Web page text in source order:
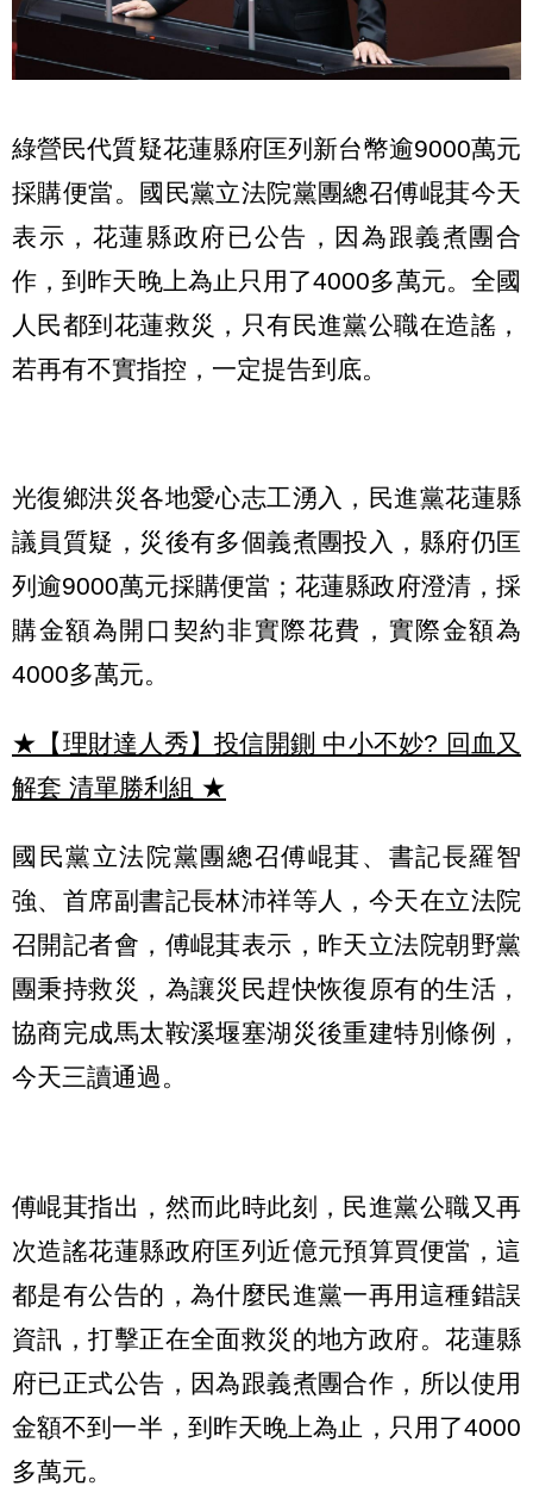
綠營民代質疑花蓮縣府匡列新台幣逾9000萬元
採購便當。國民黨立法院黨團總召傅崐萁今天
表示，花蓮縣政府已公告，因為跟義煮團合
作，到昨天晚上為止只用了4000多萬元。全國
人民都到花蓮救災，只有民進黨公職在造謠，
若再有不實指控，一定提告到底。
光復鄉洪災各地愛心志工湧入，民進黨花蓮縣
議員質疑，災後有多個義煮團投入，縣府仍匡
列逾9000萬元採購便當；花蓮縣政府澄清，採
購金額為開口契約非實際花費，實際金額為
4000多萬元。
★【理財達人秀】投信開鍘 中小不妙? 回血又
解套 清單勝利組 ★
國民黨立法院黨團總召傅崐萁、書記長羅智
強、首席副書記長林沛祥等人，今天在立法院
召開記者會，傅崐萁表示，昨天立法院朝野黨
團秉持救災，為讓災民趕快恢復原有的生活，
協商完成馬太鞍溪堰塞湖災後重建特別條例，
今天三讀通過。
傅崐萁指出，然而此時此刻，民進黨公職又再
次造謠花蓮縣政府匡列近億元預算買便當，這
都是有公告的，為什麼民進黨一再用這種錯誤
資訊，打擊正在全面救災的地方政府。花蓮縣
府已正式公告，因為跟義煮團合作，所以使用
金額不到一半，到昨天晚上為止，只用了4000
多萬元。